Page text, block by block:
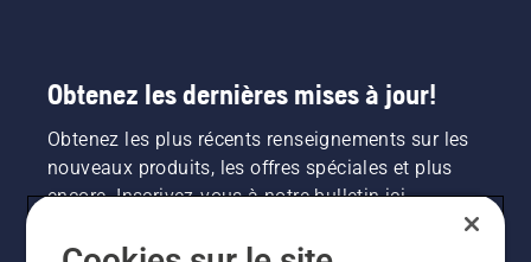
Obtenez les dernières mises à jour!
Obtenez les plus récents renseignements sur les
nouveaux produits, les offres spéciales et plus
encore. Inscrivez-vous à notre bulletin ici.